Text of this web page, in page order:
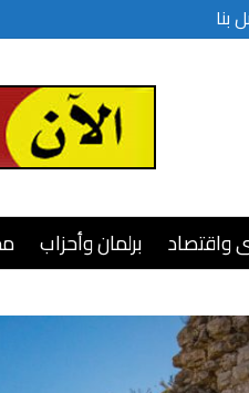
بنا
واقتصاد برلمان وأحزاب